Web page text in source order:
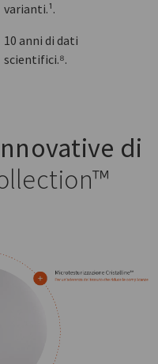
varianti.¹.
10 anni di dati
scientifici.⁸.
di